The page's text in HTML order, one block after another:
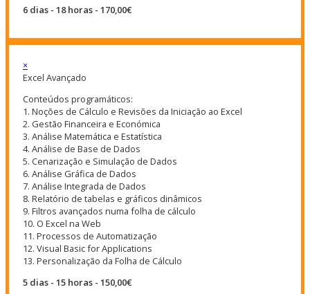
6 dias - 18 horas - 170,00€
×
Excel Avançado
Conteúdos programáticos:
1. Noções de Cálculo e Revisões da Iniciação ao Excel
2. Gestão Financeira e Económica
3. Análise Matemática e Estatística
4. Análise de Base de Dados
5. Cenarização e Simulação de Dados
6. Análise Gráfica de Dados
7. Análise Integrada de Dados
8. Relatório de tabelas e gráficos dinâmicos
9. Filtros avançados numa folha de cálculo
10. O Excel na Web
11. Processos de Automatização
12. Visual Basic for Applications
13. Personalização da Folha de Cálculo
5 dias - 15 horas - 150,00€